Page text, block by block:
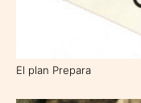
El plan Prepara